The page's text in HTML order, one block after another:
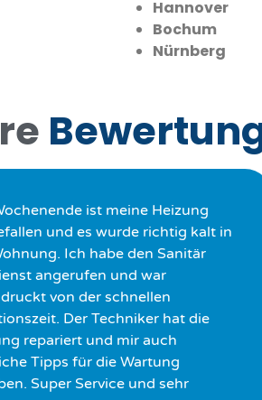
Hannover
Bochum
Nürnberg
ist meine Heizung
und es wurde richtig kalt in
Ich habe den Sanitär
angerufen und war
von der schnellen
Der Techniker hat die
repariert und mir auch
Tipps für die Wartung
Super Service und sehr